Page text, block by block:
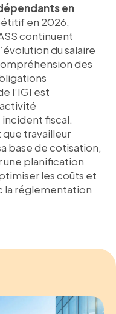
en
en 2026,
continuent
du salaire
des
l’IGI est
fiscal.
que travailleur
base de cotisation,
une planification
les coûts et
la réglementation